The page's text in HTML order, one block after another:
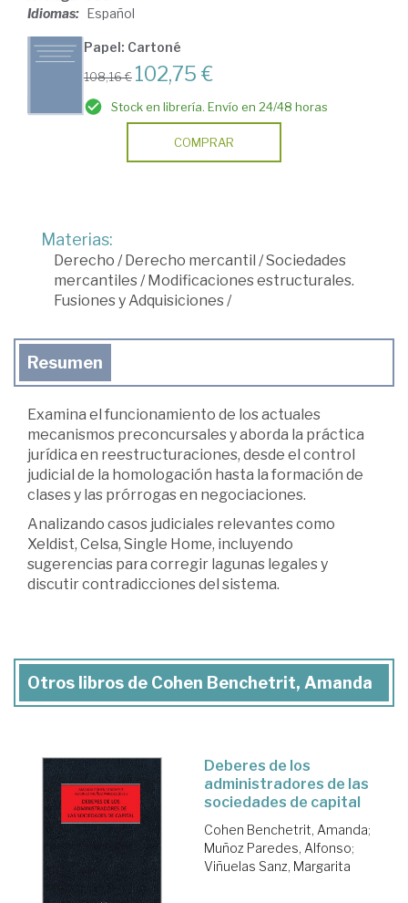
Idiomas: Español
Papel: Cartoné
108,16 € 102,75 €
Stock en librería. Envío en 24/48 horas
COMPRAR
Materias:
Derecho / Derecho mercantil /Sociedades
mercantiles/ Modificaciones estructurales.
Fusiones y Adquisiciones/
Resumen
Examina el funcionamiento de los actuales
mecanismos preconcursales y aborda la práctica
jurídica en reestructuraciones, desde el control
judicial de la homologación hasta la formación de
clases y las prórrogas en negociaciones.
Analizando casos judiciales relevantes como
Xeldist, Celsa, Single Home, incluyendo
sugerencias para corregir lagunas legales y
discutir contradicciones del sistema.
Otros libros de Cohen Benchetrit, Amanda
Deberes de los
administradores de las
sociedades de capital
Cohen Benchetrit, Amanda;
Muñoz Paredes, Alfonso;
Viñuelas Sanz, Margarita